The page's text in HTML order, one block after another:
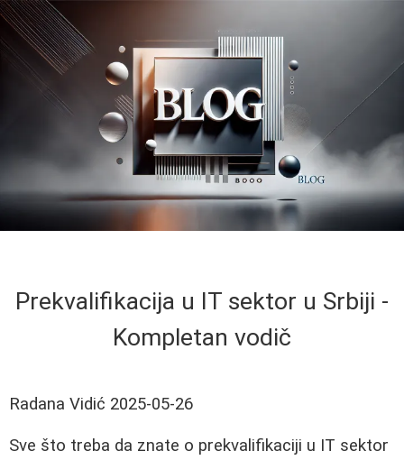
Prekvalifikacija u IT sektor u Srbiji -
Kompletan vodič
Radana Vidić 2025-05-26
Sve što treba da znate o prekvalifikaciji u IT sektor